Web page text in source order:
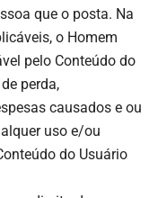
que o posta. Na
o Homem
pelo Conteúdo do
perda,
causados e ou
uso e/ou
do Usuário